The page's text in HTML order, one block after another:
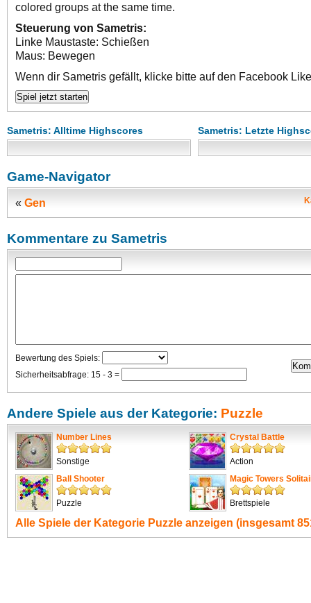
colored groups at the same time.
Steuerung von Sametris:
Linke Maustaste: Schießen
Maus: Bewegen
Wenn dir Sametris gefällt, klicke bitte auf den Facebook
Sametris: Alltime Highscores Sametris: Letzte
Game-Navigator
« Gen
Kommentare zu Sametris
Bewertung des Spiels:
Sicherheitsabfrage: 15 - 3 =
Andere Spiele aus der Kategorie: Puzzle
Number Lines
Sonstige
Crystal Battle
Action
Ball Shooter
Puzzle
Magic Towers
Brettspiele
Alle Spiele der Kategorie Puzzle anzeigen (insgesamt